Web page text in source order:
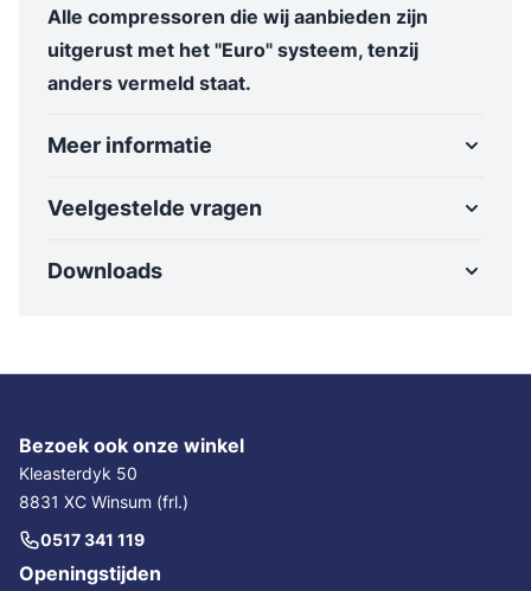
Alle compressoren die wij aanbieden zijn
uitgerust met het "Euro" systeem, tenzij
anders vermeld staat.
Meer informatie
Veelgestelde vragen
Downloads
Bezoek ook onze winkel
Kleasterdyk 50
8831 XC Winsum (frl.)
0517 341 119
Openingstijden